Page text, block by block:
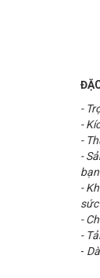
-
-
-
-
-
sức
-
-
-